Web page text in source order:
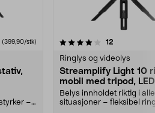
(399,90/stk)
–
12
Ringlys og videolys
Streamplify Light 10
mobil med tripod, LED
Belys innholdet riktig i alle
situasjoner – fleksibel
4.0 av 5 stjerner